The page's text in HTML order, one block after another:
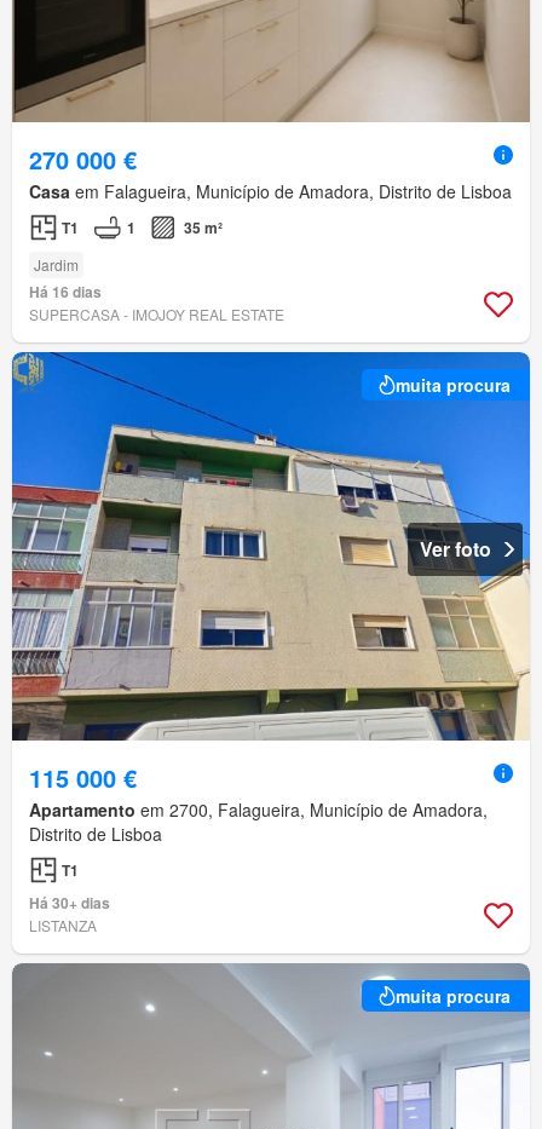
270 000 €
Casa em Falagueira, Município de Amadora, Distrito de Lisboa
T1 1 35 m²
Jardim
Há 16 dias
SUPERCASA - IMOJOY REAL ESTATE
muita procura
Ver foto
115 000 €
Apartamento em 2700, Falagueira, Município de Amadora,
Distrito de Lisboa
T1
Há 30+ dias
LISTANZA
muita procura